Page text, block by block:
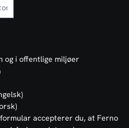
og i offentlige miljøer
accepterer du, at Ferno